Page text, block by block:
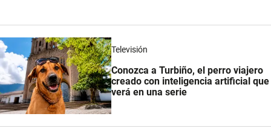
Televisión
Conozca a Turbiño, el perro viajero
creado con inteligencia artificial que
verá en una serie